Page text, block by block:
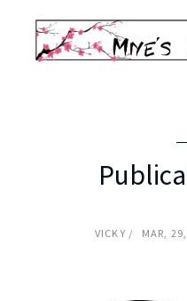
VICKY MAR,